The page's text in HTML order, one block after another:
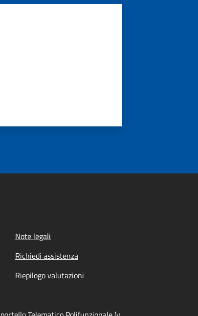
Note legali
Richiedi assistenza
Riepilogo valutazioni